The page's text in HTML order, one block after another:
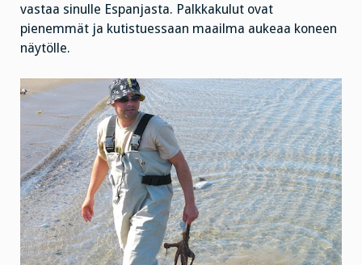
vastaa sinulle Espanjasta. Palkkakulut ovat
pienemmät ja kutistuessaan maailma aukeaa koneen
näytölle.